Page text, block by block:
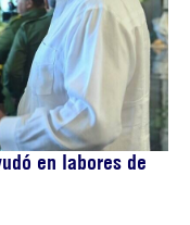
en labores de